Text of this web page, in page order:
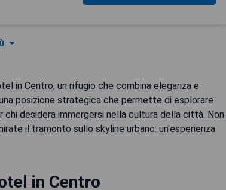
in Centro, un rifugio che combina eleganza e
posizione strategica che permette di esplorare
desidera immergersi nella cultura della città. Non
il tramonto sullo skyline urbano: un'esperienza
in Centro